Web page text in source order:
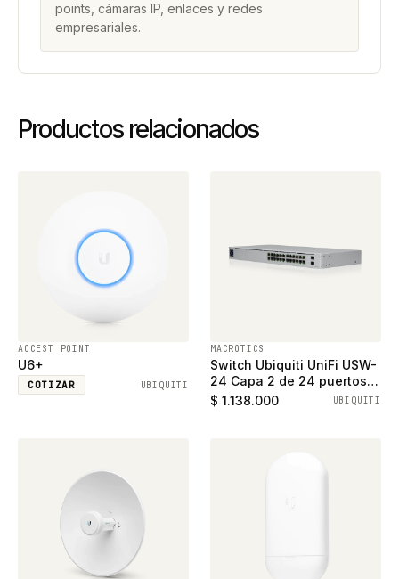
points, cámaras IP, enlaces y redes
empresariales.
Productos relacionados
ACCEST POINT
U6+
COTIZAR UBIQUITI
MACROTICS
Switch Ubiquiti UniFi USW-
24 Capa 2 de 24 puertos
ethernet gigabit y 2
$ 1.138.000 UBIQUITI